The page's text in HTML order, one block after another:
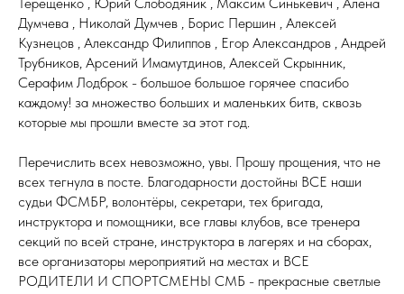
Думчева , Николай Думчев , Борис Першин , Алексей
Кузнецов , Александр Филиппов , Егор Александров , Андрей
Трубников, Арсений Имамутдинов, Алексей Скрынник,
Серафим Лодброк - большое большое горячее спасибо
каждому! за множество больших и маленьких битв, сквозь
которые мы прошли вместе за этот год.
Перечислить всех невозможно, увы. Прошу прощения, что не
всех тегнула в посте. Благодарности достойны ВСЕ наши
судьи ФСМБР, волонтёры, секретари, тех бригада,
инструктора и помощники, все главы клубов, все тренера
секций по всей стране, инструктора в лагерях и на сборах,
все организаторы мероприятий на местах и ВСЕ
РОДИТЕЛИ И СПОРТСМЕНЫ СМБ - прекрасные светлые